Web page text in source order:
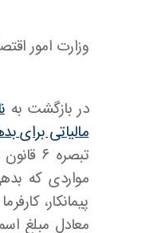
وزارت امور اقتصادی و دارایی نیز در ۲۳
در بازگشت به
مالیاتی برای
مواردی که
پیمانکار،
معادل مبلغ